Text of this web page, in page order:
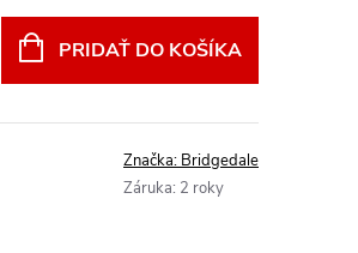
PRIDAŤ DO KOŠÍKA
Značka: Bridgedale
Záruka: 2 roky